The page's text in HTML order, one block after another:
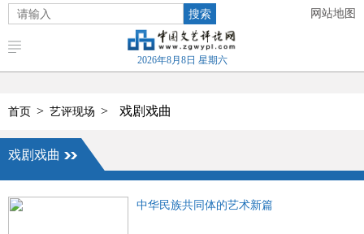
搜索 网站地图
2026年8月8日 星期六
首页 > 艺评现场 > 戏剧戏曲
戏剧戏曲
中华民族共同体的艺术新篇